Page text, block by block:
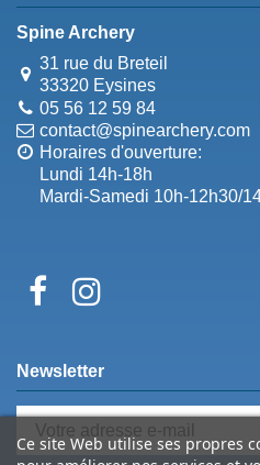
Spine Archery
31 rue du Breteil
33320 Eysines
05 56 12 59 84
contact@spinearchery.com
Horaires d'ouverture:
Lundi 14h-18h
Mardi-Samedi 10h-12h30/
Ce site Web utilise ses propres
Newsletter